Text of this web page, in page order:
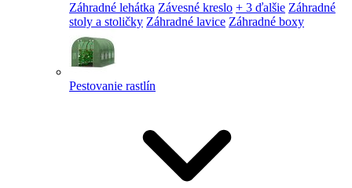
Záhradné lehátka Závesné kreslo + 3 ďalšie Záhradné
stoly a stoličky Záhradné lavice Záhradné boxy
Pestovanie rastlín